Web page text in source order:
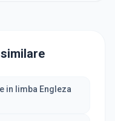
in limba Engleza